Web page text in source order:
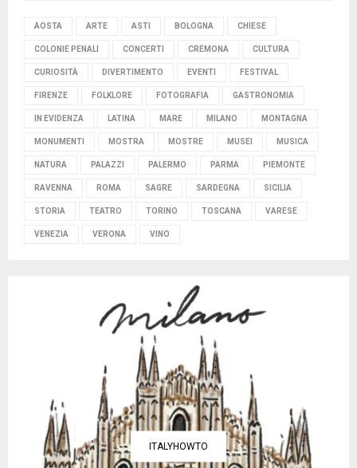
AOSTA ARTE ASTI BOLOGNA CHIESE
COLONIE PENALI CONCERTI CREMONA CULTURA
CURIOSITÀ DIVERTIMENTO EVENTI FESTIVAL
FIRENZE FOLKLORE FOTOGRAFIA GASTRONOMIA
IN EVIDENZA LATINA MARE MILANO MONTAGNA
MONUMENTI MOSTRA MOSTRE MUSEI MUSICA
NATURA PALAZZI PALERMO PARMA PIEMONTE
RAVENNA ROMA SAGRE SARDEGNA SICILIA
STORIA TEATRO TORINO TOSCANA VARESE
VENEZIA VERONA VINO
ITALYHOWTO